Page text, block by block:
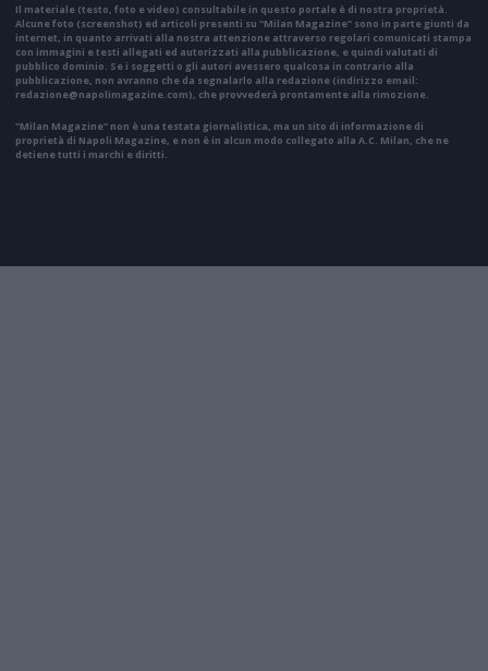
Il materiale (testo, foto e video) consultabile in questo portale è di nostra proprietà.
Alcune foto (screenshot) ed articoli presenti su "Milan Magazine" sono in parte giunti da
internet, in quanto arrivati alla nostra attenzione attraverso regolari comunicati stampa
con immagini e testi allegati ed autorizzati alla pubblicazione, e quindi valutati di
pubblico dominio. Se i soggetti o gli autori avessero qualcosa in contrario alla
pubblicazione, non avranno che da segnalarlo alla redazione (indirizzo email:
redazione@napolimagazine.com), che provvederà prontamente alla rimozione.
"Milan Magazine" non è una testata giornalistica, ma un sito di informazione di
proprietà di Napoli Magazine, e non è in alcun modo collegato alla A.C. Milan, che ne
detiene tutti i marchi e diritti.